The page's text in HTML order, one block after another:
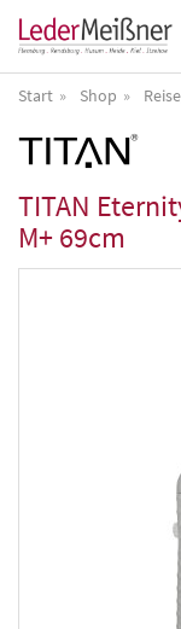
Start Shop
TITAN
M+ 69cm